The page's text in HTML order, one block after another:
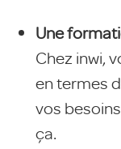
Une
Chez inwi,
en termes
vos
ça.